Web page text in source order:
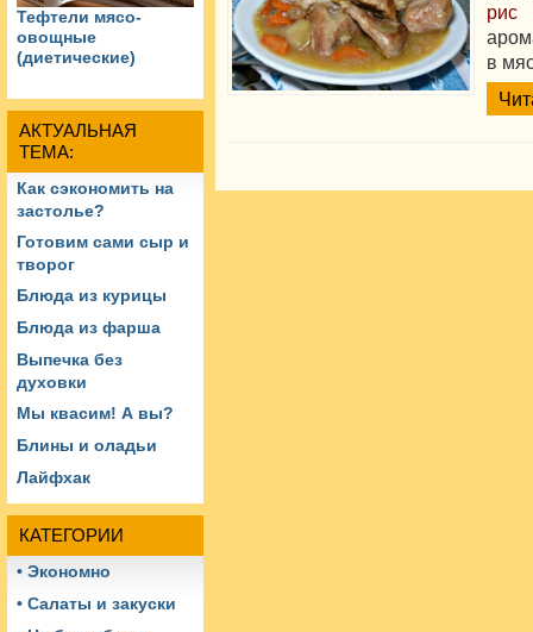
Тефтели мясо-
овощные
(диетические)
АКТУАЛЬНАЯ
ТЕМА:
Как сэкономить на
застолье?
Готовим сами сыр и
творог
Блюда из курицы
Блюда из фарша
Выпечка без
духовки
Мы квасим! А вы?
Блины и оладьи
Лайфхак
КАТЕГОРИИ
• Экономно
• Салаты и закуски
рис
в